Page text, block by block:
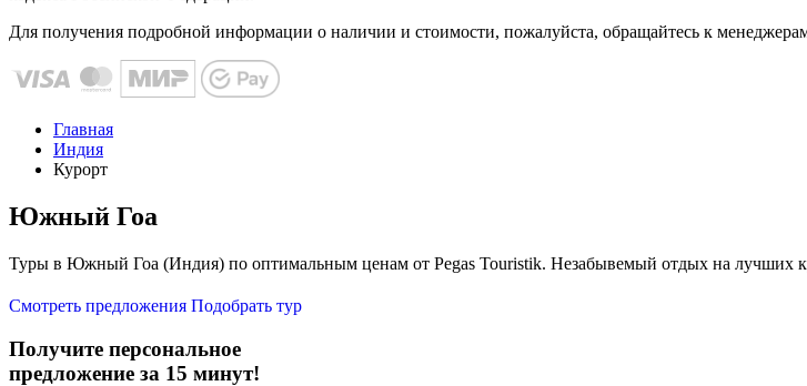
Для получения подробной информации о наличии и стоимости, пожалуйста, обращайтесь к
Главная
Индия
Курорт
Южный Гоа
Туры в Южный Гоа (Индия) по оптимальным ценам от Pegas Touristik. Незабывемый отдых на лучших
Смотреть предложения Подобрать тур
Получите персональное
предложение за 15 минут!